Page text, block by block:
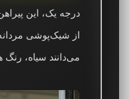
درجه یک، این
از شیک‌پوشی مردانه
می‌دانند سیاه،